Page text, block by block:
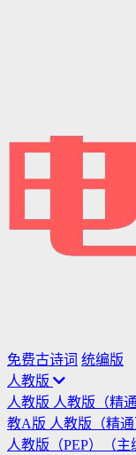
免费古诗词 统编版
人教版
人教版 人教版（精
教A版 人教版（精通
人教版（PEP）（主